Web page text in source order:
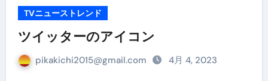
TVニューストレンド
ツイッターのアイコン
pikakichi2015@gmail.com 4月 4, 2023